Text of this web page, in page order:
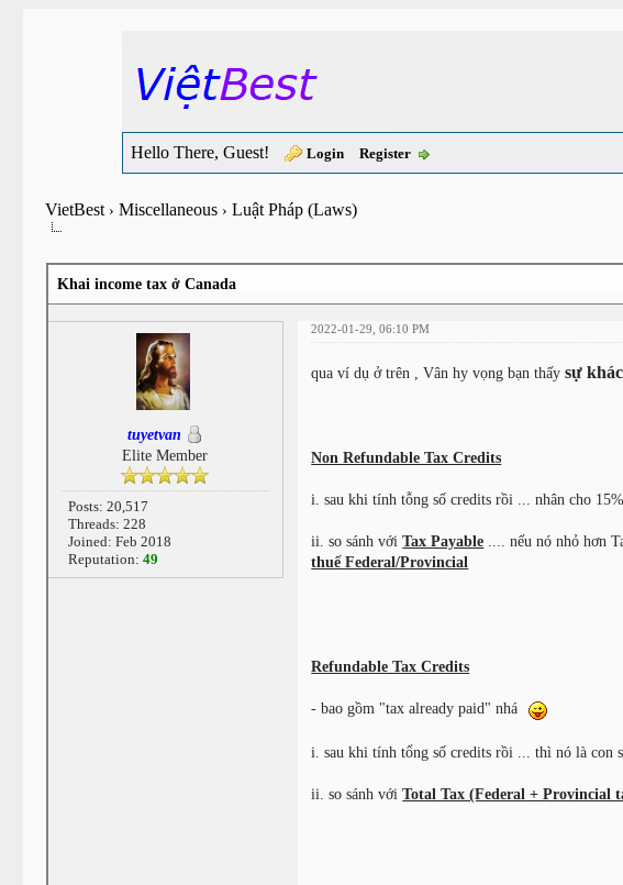
Hello There, Guest! Login Register
VietBest›Miscellaneous ›Luật Pháp (Laws)
Khai income tax ở Canada
tuyetvan
Elite Member
Posts: 20,517
Threads: 228
Joined: Feb 2018
Reputation:49
2022-01-29, 06:10 PM
qua ví dụ ở trên , Vân hy vọng bạn thấysự
Non Refundable Tax Credits
i. sau khi tính tỗng số credits rồi ... nhân cho
ii. so sánh vớiTax Payable .... nếu nó nhỏ hơn
thuế Federal/Provincial
Refundable Tax Credits
- bao gồm "tax already paid" nhá
i. sau khi tính tổng số credits rồi ... thì nó là con
ii. so sánh vớiTotal Tax (Federal + Provincial